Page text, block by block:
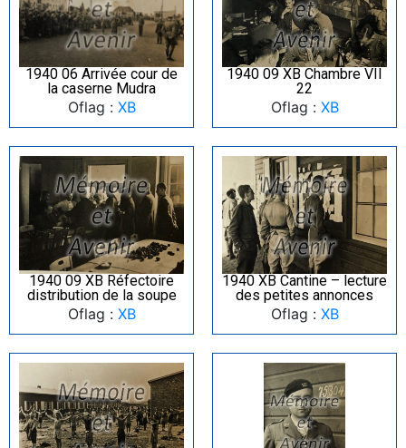
1940 06 Arrivée cour de
la caserne Mudra
Oflag : XB
1940 09 XB Chambre VII
22
Oflag : XB
1940 09 XB Réfectoire
distribution de la soupe
Oflag : XB
1940 XB Cantine – lecture
des petites annonces
Oflag : XB